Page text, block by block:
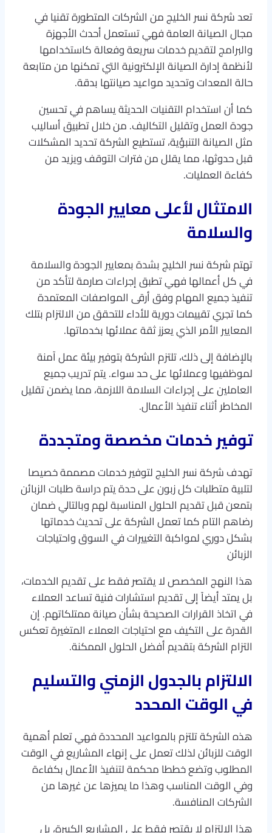
تعد شركة نسر الخليج من الشركات المتطورة تقنيا في
مجال الصيانة العامة فهي تستعمل أحدث الأجهزة
والبرامج لتقديم خدمات سريعة وفعالة كاستخدامها
لأنظمة إدارة الصيانة الإلكترونية التي تمكنها من متابعة
حالة المعدات وتحديد مواعيد صيانتها بدقة.
كما أن استخدام التقنيات الحديثة يساهم في تحسين
جودة العمل وتقليل التكاليف. من خلال تطبيق أساليب
مثل الصيانة التنبؤية، تستطيع الشركة تحديد المشكلات
قبل حدوثها، مما يقلل من فترات التوقف ويزيد من
كفاءة العمليات.
الامتثال لأعلى معايير الجودة
والسلامة
تهتم شركة نسر الخليج بشدة بمعايير الجودة والسلامة
في كل أعمالها فهي تطبق إجراءات صارمة لتأكد من
تنفيذ جميع المهام وفق أرقى المواصفات المعتمدة
كما تجري تقييمات دورية للأداء للتحقق من الالتزام بتلك
المعايير الأمر الذي يعزز ثقة عملائها بخدماتها.
بالإضافة إلى ذلك، تلتزم الشركة بتوفير بيئة عمل آمنة
لموظفيها وعملائها على حد سواء. يتم تدريب جميع
العاملين على إجراءات السلامة اللازمة، مما يضمن تقليل
المخاطر أثناء تنفيذ الأعمال.
توفير خدمات مخصصة ومتجددة
تهدف شركة نسر الخليج لتوفير خدمات مصممة خصيصا
لتلبية متطلبات كل زبون على حدة يتم دراسة طلبات الزبائن
بتمعن قبل تقديم الحلول المناسبة لهم وبالتالي ضمان
رضاهم التام كما تعمل الشركة على تحديث خدماتها
بشكل دوري لمواكبة التغييرات في السوق واحتياجات
الزبائن
هذا النهج المخصص لا يقتصر فقط على تقديم الخدمات،
بل يمتد أيضاً إلى تقديم استشارات فنية تساعد العملاء
في اتخاذ القرارات الصحيحة بشأن صيانة ممتلكاتهم. إن
القدرة على التكيف مع احتياجات العملاء المتغيرة تعكس
التزام الشركة بتقديم أفضل الحلول الممكنة.
الالتزام بالجدول الزمني والتسليم
في الوقت المحدد
هذه الشركة تلتزم بالمواعيد المحددة فهي تعلم أهمية
الوقت للزبائن لذلك تعمل على إنهاء المشاريع في الوقت
المطلوب وتضع خططا محكمة لتنفيذ الأعمال بكفاءة
وفي الوقت المناسب وهذا ما يميزها عن غيرها من
الشركات المنافسة.
هذا الالتزام لا يقتصر فقط على المشاريع الكبيرة، بل